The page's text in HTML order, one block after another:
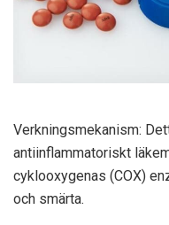
Verkningsmekanism:
antiinflammatoriskt
cyklooxygenas (COX)
och smärta.